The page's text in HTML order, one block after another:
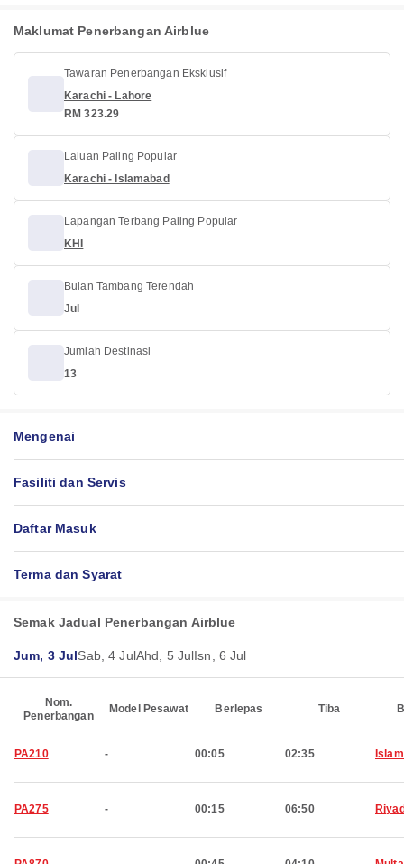
Maklumat Penerbangan Airblue
Tawaran Penerbangan Eksklusif
Karachi - Lahore
RM 323.29
Laluan Paling Popular
Karachi - Islamabad
Lapangan Terbang Paling Popular
KHI
Bulan Tambang Terendah
Jul
Jumlah Destinasi
13
Mengenai
Fasiliti dan Servis
Daftar Masuk
Terma dan Syarat
Semak Jadual Penerbangan Airblue
Jum, 3 JulSab, 4 JulAhd, 5 JulIsn, 6 Jul
Nom.
Penerbangan
Model Pesawat Berlepas Tiba
PA210 - 00:05 02:35
PA275 - 00:15 06:50